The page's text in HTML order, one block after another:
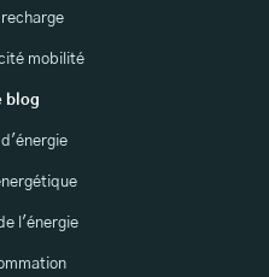
mobilité
blog
d'énergie
l'énergie